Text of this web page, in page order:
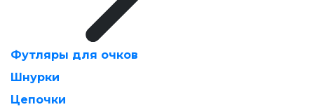
Футляры для очков
Шнурки
Цепочки